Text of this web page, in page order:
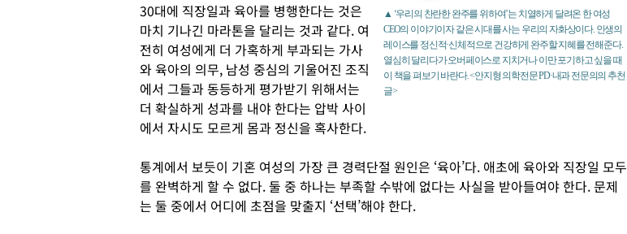
▲ ‘우리의 찬란한 완주를 위하여’는 치열하게 달려온 한 여성
CEO의 이야기이자 같은 시대를 사는 우리의 자화상이다. 인생의
레이스를 정신적·신체적으로 건강하게 완주할 지혜를 전해준다.
열심히 달리다가 오버페이스로 지치거나 이만 포기하고 싶을 때
이 책을 펴보기 바란다. <안지형 의학전문 PD·내과 전문의의 추천
글>
30대에 직장일과 육아를 병행한다는 것은
마치 기나긴 마라톤을 달리는 것과 같다. 여
전히 여성에게 더 가혹하게 부과되는 가사
와 육아의 의무, 남성 중심의 기울어진 조직
에서 그들과 동등하게 평가받기 위해서는
더 확실하게 성과를 내야 한다는 압박 사이
에서 자시도 모르게 몸과 정신을 혹사한다.
통계에서 보듯이 기혼 여성의 가장 큰 경력단절 원인은 ‘육아’다. 애초에 육아와 직장일 모두
를 완벽하게 할 수 없다. 둘 중 하나는 부족할 수밖에 없다는 사실을 받아들여야 한다. 문제
는 둘 중에서 어디에 초점을 맞출지 ‘선택’해야 한다.